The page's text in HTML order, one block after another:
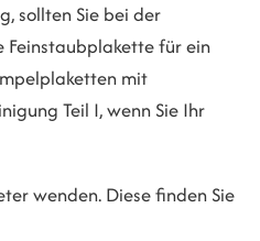
sollten Sie bei der
Feinstaubplakette für ein
mit
Teil I, wenn Sie Ihr
wenden. Diese finden Sie